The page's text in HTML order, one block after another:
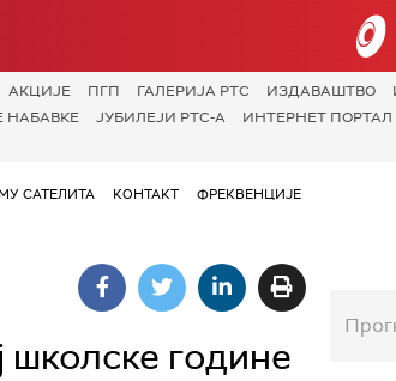
АКЦИЈЕ ПГП ГАЛЕРИЈА РТС ИЗДАВАШТВО
НАБАВКЕ ЈУБИЛЕЈИ РТС-А ИНТЕРНЕТ ПОРТАЛ
САТЕЛИТА КОНТАКТ ФРЕКВЕНЦИЈЕ
школске године